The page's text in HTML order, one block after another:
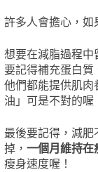
許多人會擔心，如
想要在減脂過程
要記得補充蛋白質
他們都能提供肌
油」可是不對的喔
最後要記得，減
掉， 一個月維持在
瘦身速度喔！